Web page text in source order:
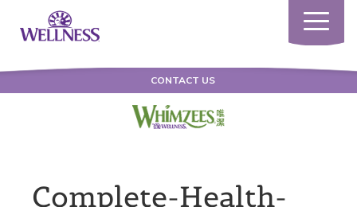
Toggle
CONTACT US
Complete-Health-